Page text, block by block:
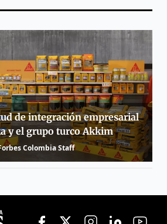
de integración empresarial
y el grupo turco Akkim
Colombia Staff